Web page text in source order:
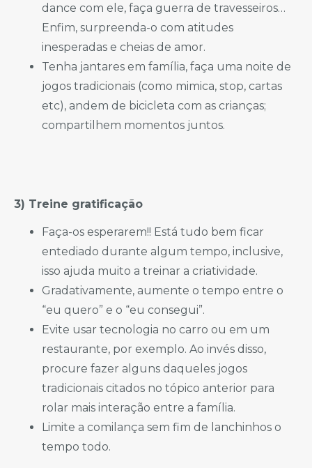
dance com ele, faça guerra de travesseiros…
Enfim, surpreenda-o com atitudes
inesperadas e cheias de amor.
Tenha jantares em família, faça uma noite de
jogos tradicionais (como mimica, stop, cartas
etc), andem de bicicleta com as crianças;
compartilhem momentos juntos.
3) Treine gratificação
Faça-os esperarem!! Está tudo bem ficar
entediado durante algum tempo, inclusive,
isso ajuda muito a treinar a criatividade.
Gradativamente, aumente o tempo entre o
“eu quero” e o “eu consegui”.
Evite usar tecnologia no carro ou em um
restaurante, por exemplo. Ao invés disso,
procure fazer alguns daqueles jogos
tradicionais citados no tópico anterior para
rolar mais interação entre a família.
Limite a comilança sem fim de lanchinhos o
tempo todo.